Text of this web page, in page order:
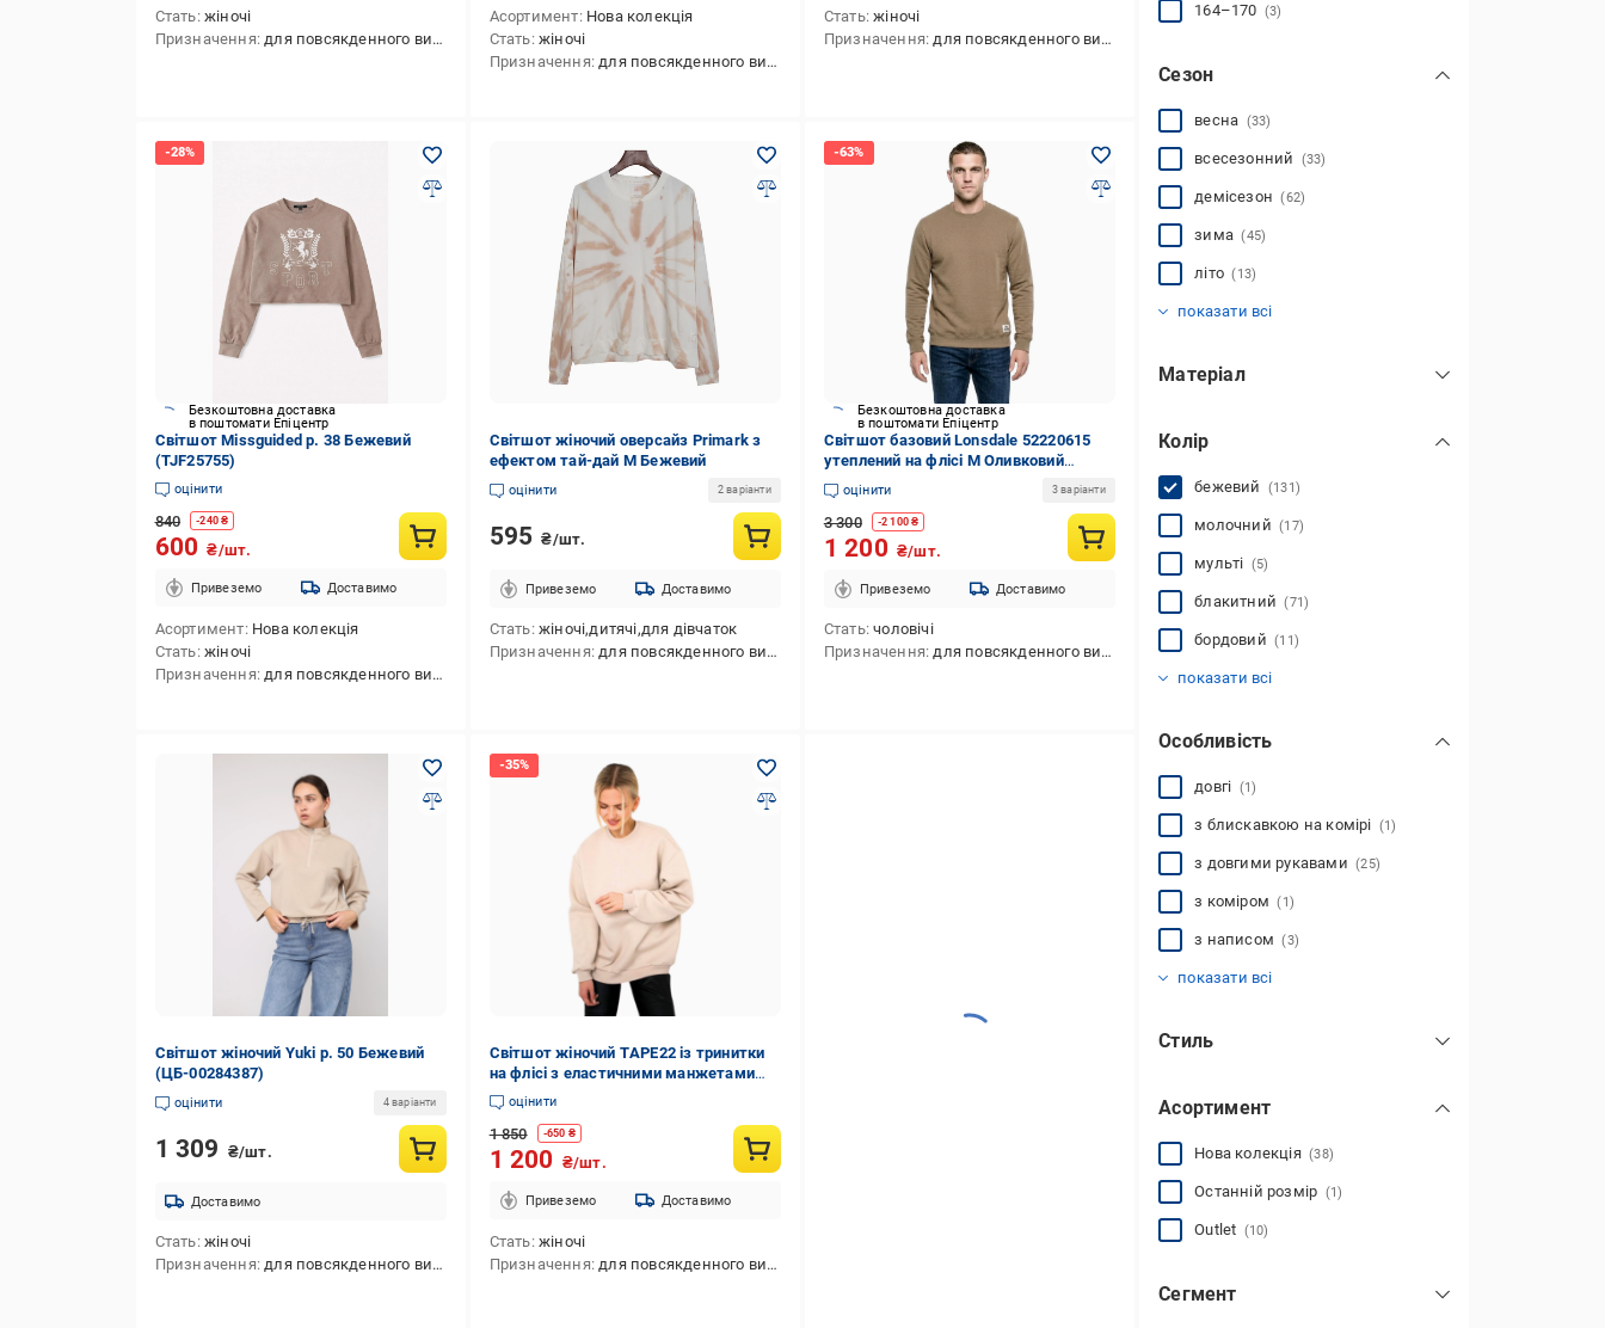
Стать жіночі
Призначення для повсякденного використання
Асортимент Нова колекція
Стать жіночі
Призначення для повсякденного використання
Стать жіночі
Призначення для повсякденного використання
Безкоштовна доставка
в поштомати Епіцентр
Світшот Missguided р. 38 Бежевий
(TJF25755)
оцінити
840 -240₴
600 ₴/шт.
Привеземо Доставимо
Асортимент Нова колекція
Стать жіночі
Призначення для повсякденного використання
Світшот жіночий оверсайз Primark з
ефектом тай-дай M Бежевий
оцінити 2 варіанти
595 ₴/шт.
Привеземо Доставимо
Стать жіночі,дитячі,для дівчаток
Призначення для повсякденного використання
Безкоштовна доставка
в поштомати Епіцентр
Світшот базовий Lonsdale 52220615
утеплений на флісі M Оливковий
(2522206153901)
оцінити 3 варіанти
3 300 -2 100₴
1 200 ₴/шт.
Привеземо Доставимо
Стать чоловічі
Призначення для повсякденного використання
Світшот жіночий Yuki р. 50 Бежевий
(ЦБ-00284387)
оцінити 4 варіанти
1 309 ₴/шт.
Доставимо
Стать жіночі
Призначення для повсякденного використання
Світшот жіночий ТAPE22 із тринитки
на флісі з еластичними манжетами
XS-L Бежевий
оцінити
1 850 -650 ₴
1 200 ₴/шт.
Привеземо Доставимо
Стать жіночі
Призначення для повсякденного використання
164–170 (3)
Сезон
весна (33)
всесезонний (33)
демісезон(62)
зима(45)
літо(13)
показати всі
Матеріал
бавовна
віскоза(2)
(12)
поліестер
фліс
трикотаж
показати всі
Колір
бежевий (131)
молочний(17)
мульті (5)
блакитний(71)
бордовий(11)
показати всі
Особливість
довгі (1)
з блискавкою на комірі (1)
з довгими рукавами(25)
з коміром(1)
з написом(3)
показати всі
Стиль
спортивний
Асортимент
Нова колекція(38)
Останній розмір (1)
Outlet (10)
Сегмент